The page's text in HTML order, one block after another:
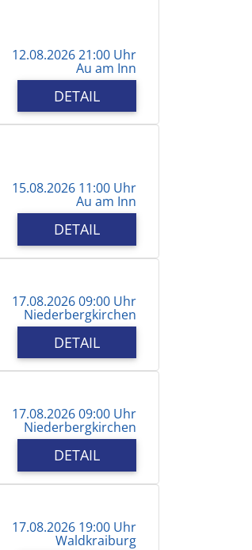
12.08.2026 21:00 Uhr
Au am Inn
DETAIL
15.08.2026 11:00 Uhr
Au am Inn
DETAIL
17.08.2026 09:00 Uhr
Niederbergkirchen
DETAIL
17.08.2026 09:00 Uhr
Niederbergkirchen
DETAIL
17.08.2026 19:00 Uhr
Waldkraiburg